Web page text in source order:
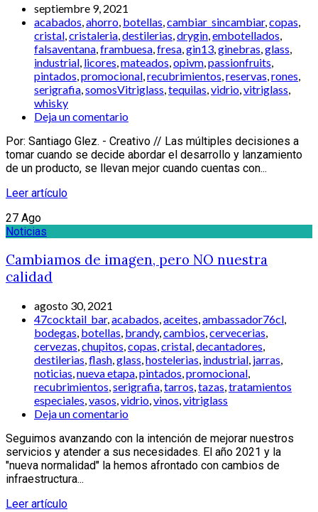
septiembre 9, 2021
acabados ahorro botellas cambiar_sincambiar, copas
cristal cristaleria destilerias drygin embotellados
falsaventana frambuesa fresa gin13 ginebras glass
industrial licores mateados opivm passionfruits
pintados promocional recubrimientos reservas rones
serigrafia somosVitriglass tequilas vidrio vitriglass
whisky
Deja un comentario
Por: Santiago Glez. - Creativo // Las múltiples decisiones a
tomar cuando se decide abordar el desarrollo y lanzamiento
de un producto, se llevan mejor cuando cuentas con...
Leer artículo
27 Ago
Noticias
Cambiamos de imagen, pero NO nuestra
calidad
agosto 30, 2021
47cocktail_bar,acabados,aceites,ambassador76cl,
bodegas, botellas, brandy,cambios,cervecerias,
cervezas,chupitos,copas,cristal,decantadores,
destilerias,flash,glass,hostelerias, industrial, jarras,
noticias,nueva etapa,pintados,promocional,
recubrimientos,serigrafia,tarros,tazas,tratamientos
especiales,vasos,vidrio,vinos,vitriglass
Deja un comentario
Seguimos avanzando con la intención de mejorar nuestros
servicios y atender a sus necesidades. El año 2021 y la
"nueva normalidad" la hemos afrontado con cambios de
infraestructura...
Leer artículo